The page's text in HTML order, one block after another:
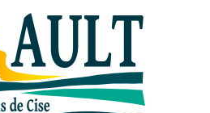
d’outils